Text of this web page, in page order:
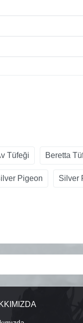
Tüfeği Beretta
Pigeon Silver